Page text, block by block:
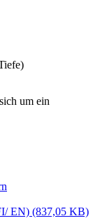
um ein
EN) (837,05 KB)